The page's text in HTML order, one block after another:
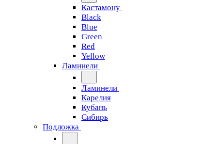
Кастамону
Black
Blue
Green
Red
Yellow
Ламинели
Ламинели
Карелия
Кубань
Сибирь
Подложка